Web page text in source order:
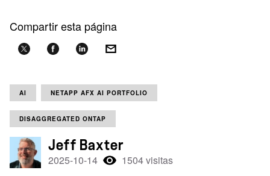
Compartir esta página
AI NETAPP AFX AI PORTFOLIO
DISAGGREGATED ONTAP
Jeff Baxter
2025-10-14 1504 visitas